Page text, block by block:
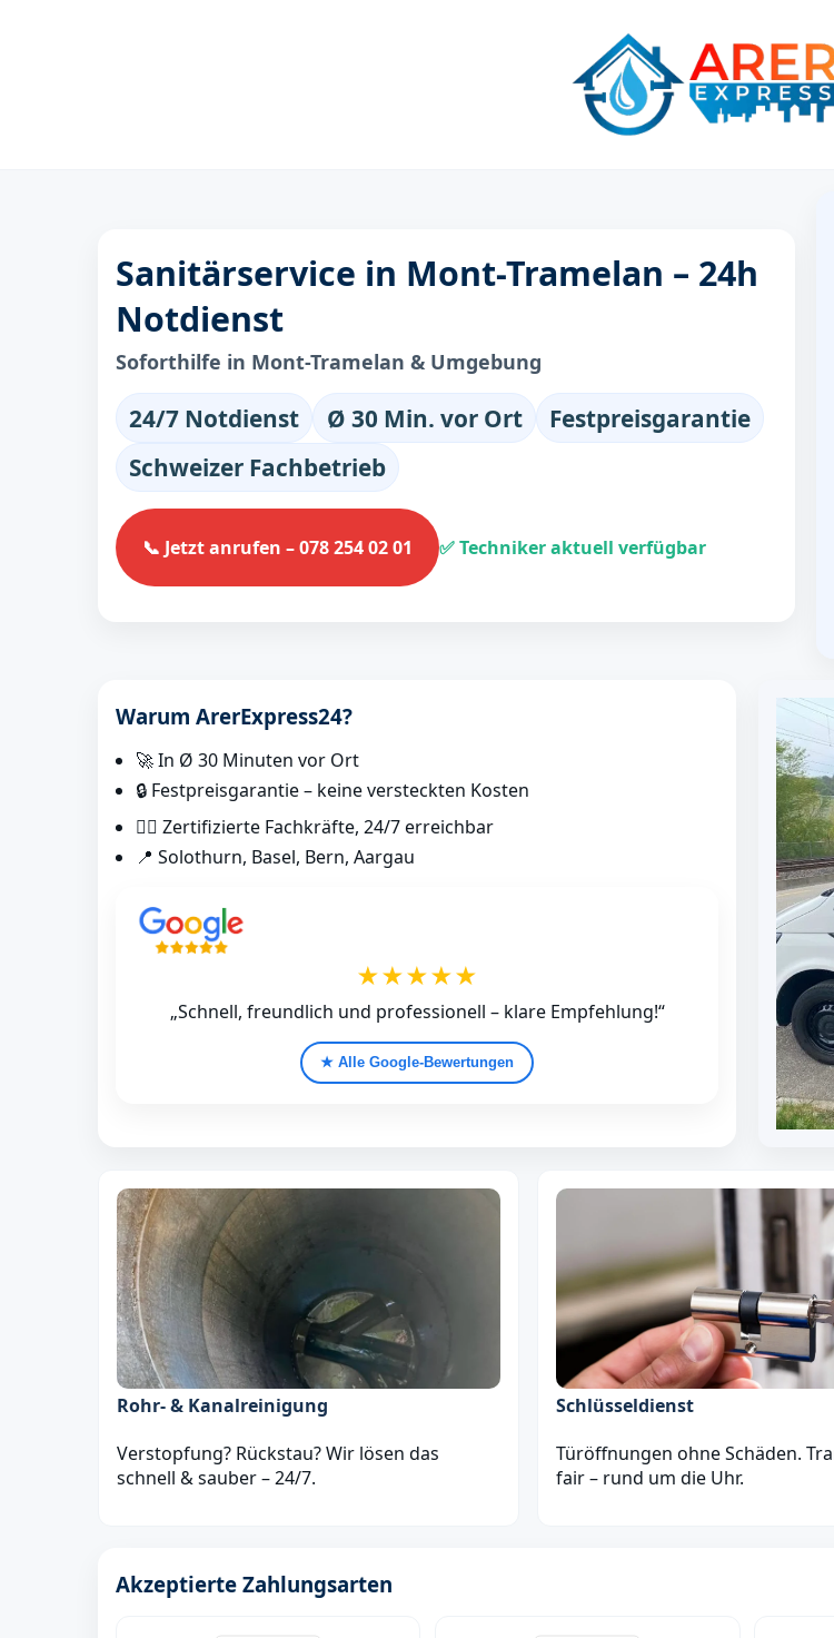
Sanitärservice in Mont-Tramelan – 24h
Notdienst
Soforthilfe in Mont-Tramelan & Umgebung
24/7 Notdienst Ø 30 Min. vor Ort
Festpreisgarantie
Schweizer Fachbetrieb
📞 Jetzt anrufen – 078 254 02 01 ✅ Techniker aktuell verfügbar
Warum ArerExpress24?
🚀 In Ø 30 Minuten vor Ort
🔒 Festpreisgarantie – keine versteckten Kosten
👷‍♂️ Zertifizierte Fachkräfte, 24/7 erreichbar
📍 Solothurn, Basel, Bern, Aargau
★★★★★
„Schnell, freundlich und professionell – klare Empfehlung!“
★ Alle Google‑Bewertungen
Rohr- & Kanalreinigung
Verstopfung? Rückstau? Wir lösen das
schnell & sauber – 24/7.
Schlüsseldienst
Türöffnungen ohne Schäden.
fair – rund um die Uhr.
Akzeptierte Zahlungsarten